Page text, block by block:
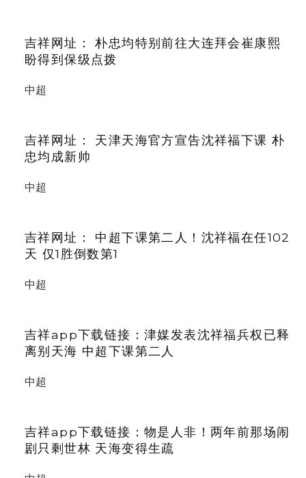
吉祥网址： 朴忠均特别前往大连拜会崔康熙
盼得到保级点拨
中超
吉祥网址： 天津天海官方宣告沈祥福下课 朴
忠均成新帅
中超
吉祥网址： 中超下课第二人！沈祥福在任102
天 仅1胜倒数第1
中超
吉祥app下载链接：津媒发表沈祥福兵权已释
离别天海 中超下课第二人
中超
吉祥app下载链接：物是人非！两年前那场闹
剧只剩世林 天海变得生疏